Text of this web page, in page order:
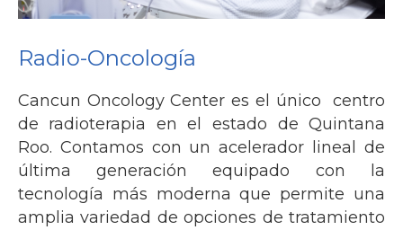
Radio-Oncología
Cancun Oncology Center es el único centro
de radioterapia en el estado de Quintana
Roo. Contamos con un acelerador lineal de
última generación equipado con la
tecnología más moderna que permite una
amplia variedad de opciones de tratamiento